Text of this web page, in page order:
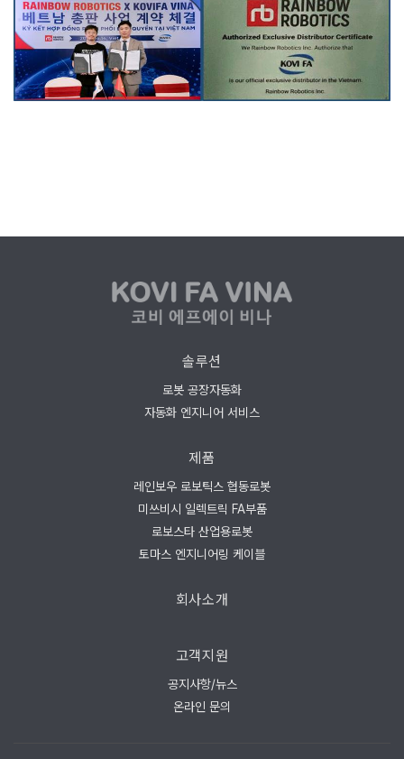
솔루션
로봇 공장자동화
자동화 엔지니어 서비스
제품
레인보우 로보틱스 협동로봇
미쓰비시 일렉트릭 FA부품
로보스타 산업용로봇
토마스 엔지니어링 케이블
회사소개
고객지원
공지사항/뉴스
온라인 문의